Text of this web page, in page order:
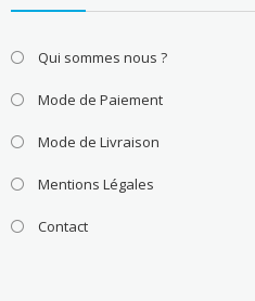
Qui sommes nous ?
Mode de Paiement
Mode de Livraison
Mentions Légales
Contact